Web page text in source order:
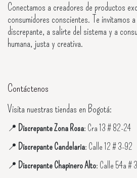
Conectamos a creadores de productos
consumidores conscientes. Te invitamos
discrepante, a salirte del sistema y a
humana, justa y creativa.
Contáctenos
Visita nuestras tiendas en Bogotá:
📍 Discrepante Zona Rosa: Cra 13 # 82-24
📍 Discrepante Candelaria: Calle 12 # 3-92
📍 Discrepante Chapinero Alto: Calle 54a #